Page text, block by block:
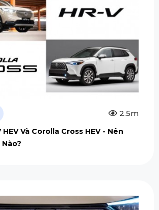
2.5m
HEV Và Corolla Cross HEV - Nên